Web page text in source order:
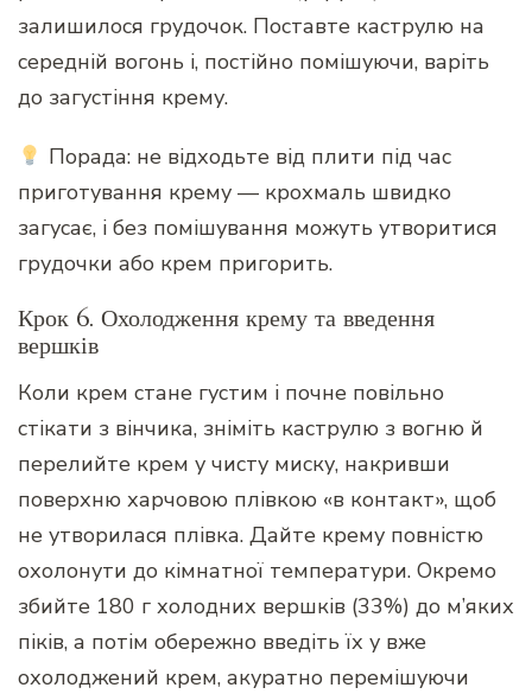
залишилося грудочок. Поставте каструлю на
середній вогонь і, постійно помішуючи, варіть
до загустіння крему.
Порада: не відходьте від плити під час
приготування крему — крохмаль швидко
загусає, і без помішування можуть утворитися
грудочки або крем пригорить.
Крок 6. Охолодження крему та введення
вершків
Коли крем стане густим і почне повільно
стікати з вінчика, зніміть каструлю з вогню й
перелийте крем у чисту миску, накривши
поверхню харчовою плівкою «в контакт», щоб
не утворилася плівка. Дайте крему повністю
охолонути до кімнатної температури. Окремо
збийте 180 г холодних вершків (33%) до м’яких
піків, а потім обережно введіть їх у вже
охолоджений крем, акуратно перемішуючи